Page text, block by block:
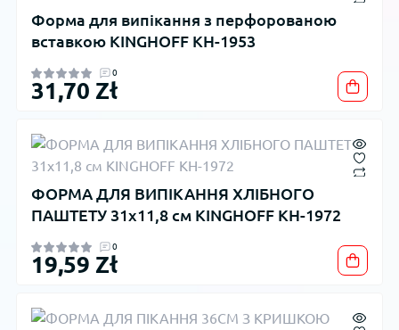
Форма для випікання з перфорованою
вставкою KINGHOFF KH-1953
0
31,70 Zł
ФОРМА ДЛЯ ВИПІКАННЯ ХЛІБНОГО
ПАШТЕТУ 31x11,8 см KINGHOFF KH-1972
0
19,59 Zł